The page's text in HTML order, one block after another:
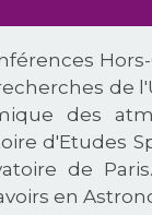
de
des
d'Etudes
de
en